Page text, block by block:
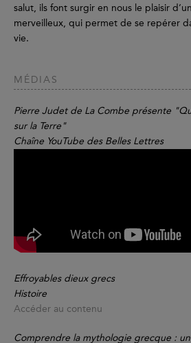
salut, ils font surgir en nous le plaisir
merveilleux, qui permet de se repérer
vie.
MÉDIAS
Pierre Judet de La Combe présente
sur la Terre"
Chaîne YouTube des Belles Lettres
Effroyables dieux grecs
Histoire
Accéder au contenu
Comprendre la mythologie grecque :